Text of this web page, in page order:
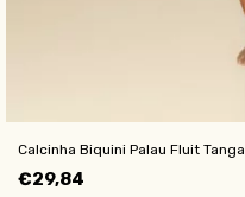
Calcinha Biquini Palau Fluit Tanga
€29,84